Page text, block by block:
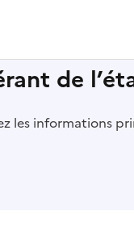
de
les informations